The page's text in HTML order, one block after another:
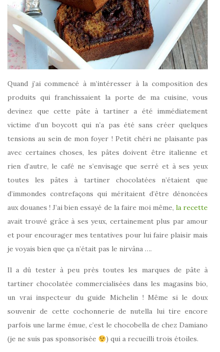
Quand j’ai commencé à m’intéresser à la composition des
produits qui franchissaient la porte de ma cuisine, vous
devinez que cette pâte à tartiner a été immédiatement
victime d’un boycott qui n’a pas été sans créer quelques
tensions au sein de mon foyer ! Petit chéri ne plaisante pas
avec certaines choses, les pâtes doivent être italienne et
rien d’autre, le café ne s’envisage que serré et à ses yeux
toutes les pâtes à tartiner chocolatées n’étaient que
d’immondes contrefaçons qui méritaient d’être dénoncées
aux douanes ! J’ai bien essayé de la faire moi même, la recette
avait trouvé grâce à ses yeux, certainement plus par amour
et pour encourager mes tentatives pour lui faire plaisir mais
je voyais bien que ça n’était pas le nirvâna ….
Il a dû tester à peu près toutes les marques de pâte à
tartiner chocolatée commercialisées dans les magasins bio,
un vrai inspecteur du guide Michelin ! Même si le doux
souvenir de cette cochonnerie de nutella lui tire encore
parfois une larme émue, c’est le chocobella de chez Damiano
(je ne suis pas sponsorisée
) qui a recueilli trois étoiles.